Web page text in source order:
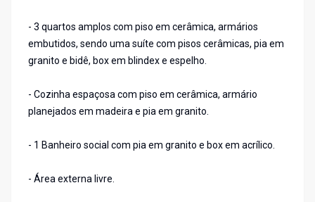
- 3 quartos amplos com piso em cerâmica, armários
embutidos, sendo uma suíte com pisos cerâmicas, pia em
granito e bidê, box em blindex e espelho.
- Cozinha espaçosa com piso em cerâmica, armário
planejados em madeira e pia em granito.
- 1 Banheiro social com pia em granito e box em acrílico.
- Área externa livre.